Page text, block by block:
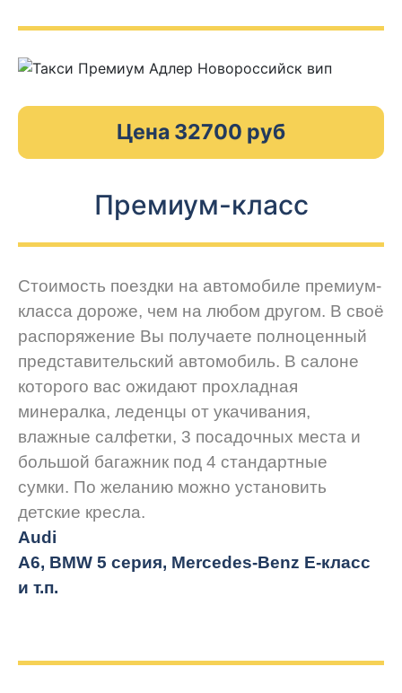
Цена 32700 руб
Премиум-класс
Стоимость поездки на автомобиле премиум-
класса дороже, чем на любом другом. В своё
распоряжение Вы получаете полноценный
представительский автомобиль. В салоне
которого вас ожидают прохладная
минералка, леденцы от укачивания,
влажные салфетки, 3 посадочных места и
большой багажник под 4 стандартные
сумки. По желанию можно установить
детские кресла.
Audi
A6, BMW 5 серия, Mercedes-Benz E-класс
и т.п.